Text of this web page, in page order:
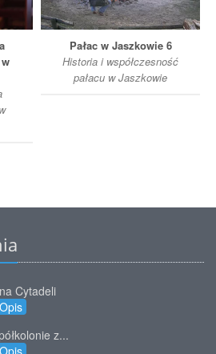
Pałac w Jaszkowie 6
Historia i współczesność
pałacu w Jaszkowie
Cytadeli
Opis
z...